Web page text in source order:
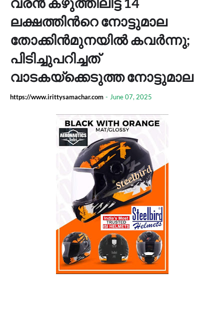
ലക്ഷത്തിന്‍റെ നോട്ടുമാല
തോക്കിൻമുനയിൽ കവർന്നു;
പിടിച്ചുപറിച്ചത്
വാടകയ്ക്കെടുത്ത നോട്ടുമാല
https://www.irittysamachar.com - June 07, 2025